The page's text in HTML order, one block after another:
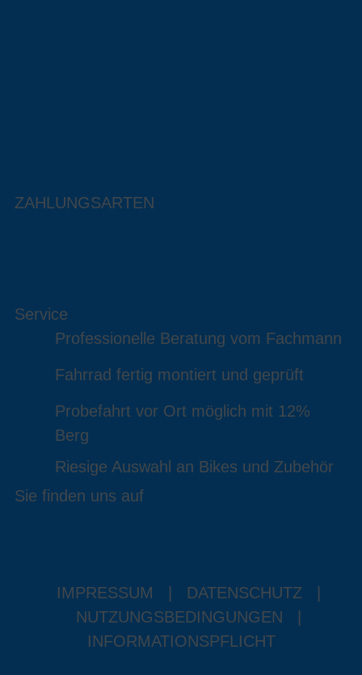
ZAHLUNGSARTEN
Service
Professionelle Beratung vom Fachmann
Fahrrad fertig montiert und geprüft
Probefahrt vor Ort möglich mit 12%
Berg
Riesige Auswahl an Bikes und Zubehör
Sie finden uns auf
IMPRESSUM DATENSCHUTZ
NUTZUNGSBEDINGUNGEN
INFORMATIONSPFLICHT